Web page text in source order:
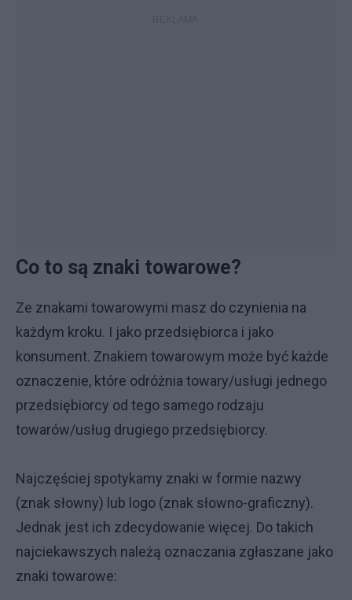
Co to są znaki towarowe?
Ze znakami towarowymi masz do czynienia na
każdym kroku. I jako przedsiębiorca i jako
konsument. Znakiem towarowym może być każde
oznaczenie, które odróżnia towary/usługi jednego
przedsiębiorcy od tego samego rodzaju
towarów/usług drugiego przedsiębiorcy.
Najczęściej spotykamy znaki w formie nazwy
(znak słowny) lub logo (znak słowno-graficzny).
Jednak jest ich zdecydowanie więcej. Do takich
najciekawszych należą oznaczania zgłaszane jako
znaki towarowe: